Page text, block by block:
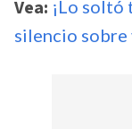
Vea: ¡Lo soltó
silencio sobre